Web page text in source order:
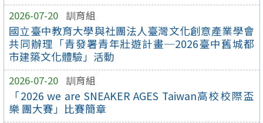
2026-07-20 訓育組
國立臺中教育大學與社團法人臺灣文化創意產業學會
共同辦理「青發署青年壯遊計畫─2026臺中舊城都
市建築文化體驗」活動
2026-07-20 訓育組
「2026 we are SNEAKER AGES Taiwan高校校際盃
樂 團大賽」比賽簡章